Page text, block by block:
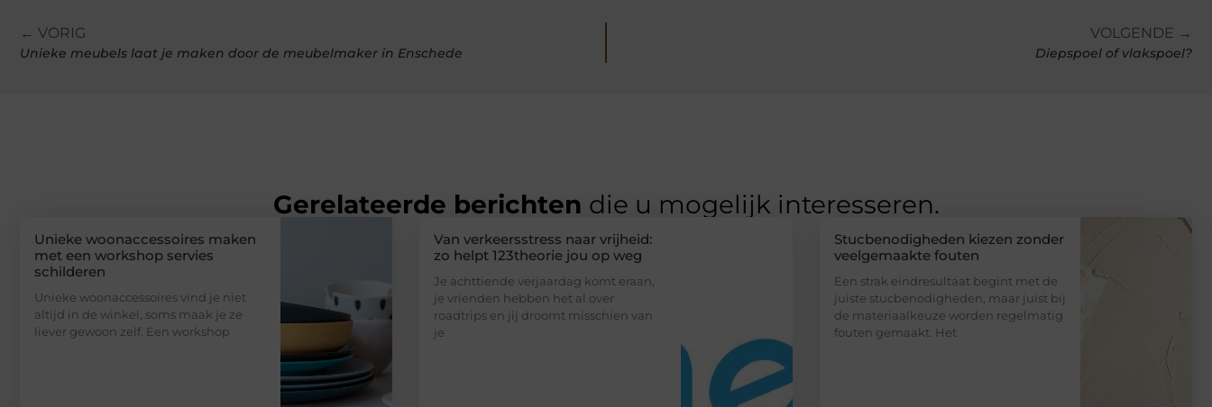
← VORIG
Unieke meubels laat je maken door de meubelmaker in Enschede
VOLGENDE →
Diepspoel of vlakspoel?
Gerelateerde berichten die u mogelijk interesseren.
Unieke woonaccessoires maken
met een workshop servies
schilderen
Unieke woonaccessoires vind je niet
altijd in de winkel, soms maak je ze
liever gewoon zelf. Een workshop
Van verkeersstress naar vrijheid:
zo helpt 123theorie jou op weg
Je achttiende verjaardag komt eraan,
je vrienden hebben het al over
roadtrips en jij droomt misschien van
je
Stucbenodigheden kiezen zonder
veelgemaakte fouten
Een strak eindresultaat begint met de
juiste stucbenodigheden, maar juist bij
de materiaalkeuze worden regelmatig
fouten gemaakt. Het